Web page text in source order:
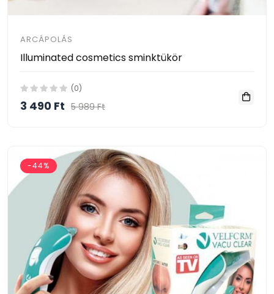
ARCÁPOLÁS
Illuminated cosmetics sminktükör
(0)
3 490 Ft 5 989 Ft
-44%